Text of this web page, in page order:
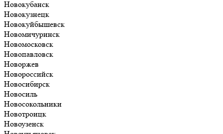
Новокубанск
Новокузнецк
Новокуйбышевск
Новомичуринск
Новомосковск
Новопавловск
Новоржев
Новороссийск
Новосибирск
Новосиль
Новосокольники
Новотроицк
Новоузенск